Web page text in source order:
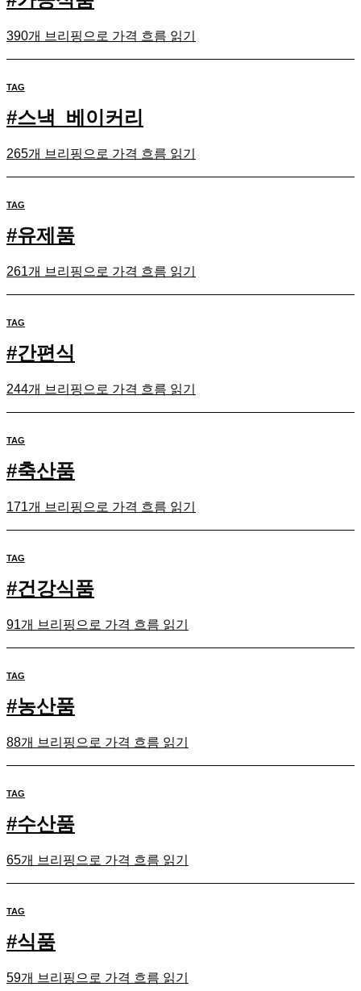
390개 브리핑으로 가격 흐름 읽기
TAG
#스낵_베이커리
265개 브리핑으로 가격 흐름 읽기
TAG
#유제품
261개 브리핑으로 가격 흐름 읽기
TAG
#간편식
244개 브리핑으로 가격 흐름 읽기
TAG
#축산품
171개 브리핑으로 가격 흐름 읽기
TAG
#건강식품
91개 브리핑으로 가격 흐름 읽기
TAG
#농산품
88개 브리핑으로 가격 흐름 읽기
TAG
#수산품
65개 브리핑으로 가격 흐름 읽기
TAG
#식품
59개 브리핑으로 가격 흐름 읽기